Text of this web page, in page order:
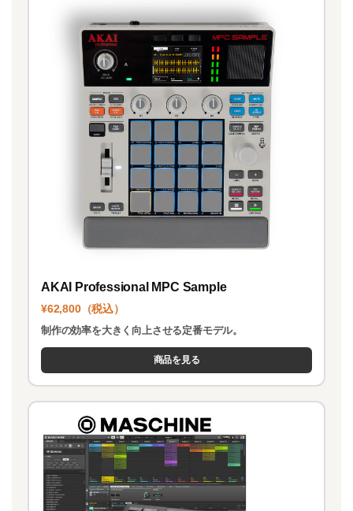
AKAI Professional MPC Sample
¥62,800（税込）
制作の効率を大きく向上させる定番モデル。
商品を見る